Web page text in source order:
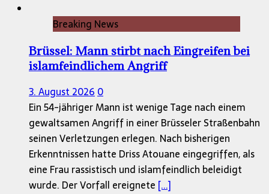
Breaking News
Brüssel: Mann stirbt nach Eingreifen bei
islamfeindlichem Angriff
3. August 20260
Ein 54-jähriger Mann ist wenige Tage nach einem
gewaltsamen Angriff in einer Brüsseler Straßenbahn
seinen Verletzungen erlegen. Nach bisherigen
Erkenntnissen hatte Driss Atouane eingegriffen, als
eine Frau rassistisch und islamfeindlich beleidigt
wurde. Der Vorfall ereignete [...]